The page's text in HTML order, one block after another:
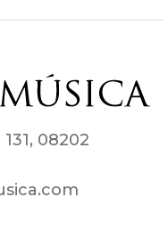
08202